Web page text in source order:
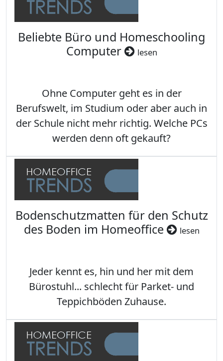
Beliebte Büro und Homeschooling
Computer
lesen
Ohne Computer geht es in der
Berufswelt, im Studium oder aber auch in
der Schule nicht mehr richtig. Welche PCs
werden denn oft gekauft?
Bodenschutzmatten für den Schutz
des Boden im Homeoffice
lesen
Jeder kennt es, hin und her mit dem
Bürostuhl... schlecht für Parket- und
Teppichböden Zuhause.